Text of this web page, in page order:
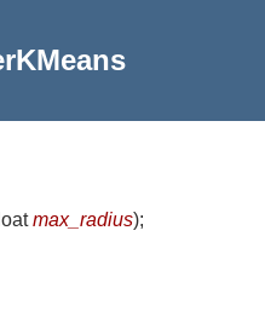
max_radius);